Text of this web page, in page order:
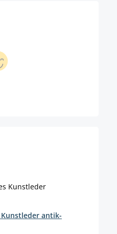
Kunstleder antik-